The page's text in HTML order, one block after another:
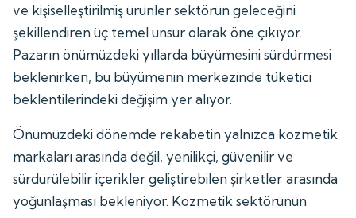
ve kişiselleştirilmiş ürünler sektörün geleceğini
şekillendiren üç temel unsur olarak öne çıkıyor.
Pazarın önümüzdeki yıllarda büyümesini sürdürmesi
beklenirken, bu büyümenin merkezinde tüketici
beklentilerindeki değişim yer alıyor.
Önümüzdeki dönemde rekabetin yalnızca kozmetik
markaları arasında değil, yenilikçi, güvenilir ve
sürdürülebilir içerikler geliştirebilen şirketler arasında
yoğunlaşması bekleniyor. Kozmetik sektörünün